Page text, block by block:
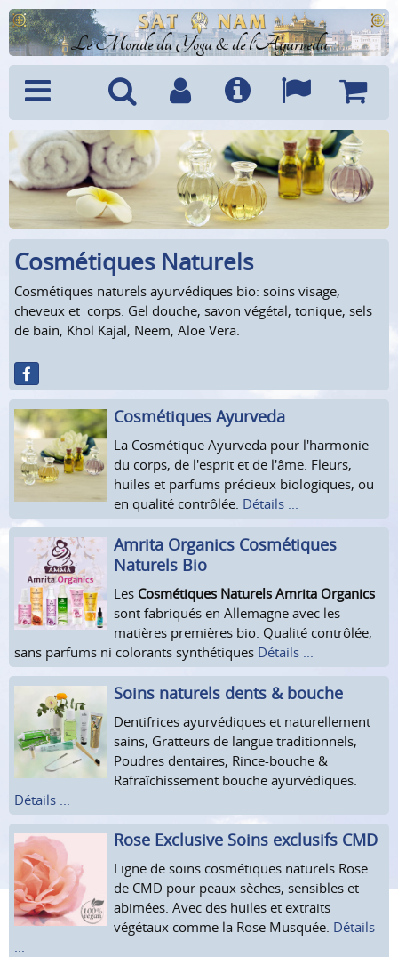
Le Monde du Yoga & de l'Ayurveda
Menu Recherche
CompteInfo LanguesPanier
Cosmétiques Naturels
Cosmétiques naturels ayurvédiques bio: soins visage,
cheveux et corps. Gel douche, savon végétal, tonique, sels
de bain, Khol Kajal, Neem, Aloe Vera.
Cosmétiques Ayurveda
La Cosmétique Ayurveda pour l'harmonie
du corps, de l'esprit et de l'âme. Fleurs,
huiles et parfums précieux biologiques, ou
en qualité contrôlée. Détails ...
Amrita Organics Cosmétiques
Naturels Bio
Les Cosmétiques Naturels Amrita Organics
sont fabriqués en Allemagne avec les
matières premières bio. Qualité contrôlée,
sans parfums ni colorants synthétiques Détails ...
Soins naturels dents & bouche
Dentifrices ayurvédiques et naturellement
sains, Gratteurs de langue traditionnels,
Poudres dentaires, Rince-bouche &
Rafraîchissement bouche ayurvédiques.
Détails ...
Rose Exclusive Soins exclusifs CMD
Ligne de soins cosmétiques naturels Rose
de CMD pour peaux sèches, sensibles et
abimées. Avec des huiles et extraits
végétaux comme la Rose Musquée. Détails
...